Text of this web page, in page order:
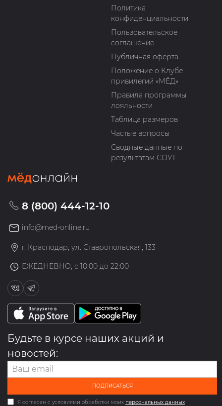
Политика
конфиденциальности
Пользовательское
соглашение
Публичная оферта
Положение о Клубе
привилегий «МЁД»
Правила программы
лояльности
Таблица размеров
Частые вопросы
Сводные данные по
результатам СОУТ
8 (800) 444-12-10
info@med-online.ru
г. Краснодар, ул. Ставропольская, 133
ЕЖЕДНЕВНО, с 10:00 до 22:00
Будьте в курсе наших акций и
новостей:
ПОДПИСАТЬСЯ
Я согласен с условиями обработки моих персональных данных